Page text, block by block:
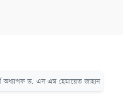
অধ্যাপক ড. এস এম হেমায়েত জাহান